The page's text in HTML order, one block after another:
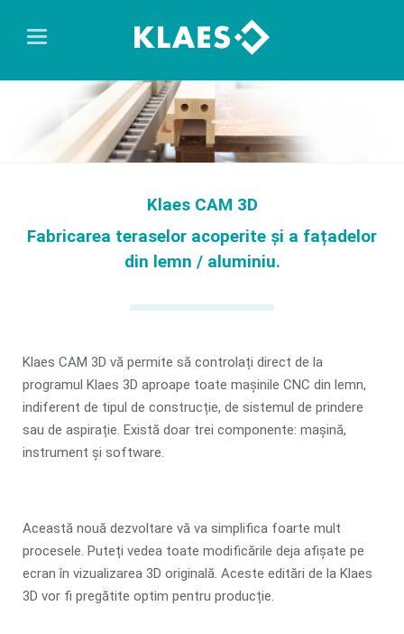
Klaes CAM 3D
Fabricarea teraselor acoperite și a fațadelor
din lemn / aluminiu.
Klaes CAM 3D vă permite să controlați direct de la
programul Klaes 3D aproape toate mașinile CNC din lemn,
indiferent de tipul de construcție, de sistemul de prindere
sau de aspirație. Există doar trei componente: mașină,
instrument și software.
Această nouă dezvoltare vă va simplifica foarte mult
procesele. Puteți vedea toate modificările deja afișate pe
ecran în vizualizarea 3D originală. Aceste editări de la Klaes
3D vor fi pregătite optim pentru producție.